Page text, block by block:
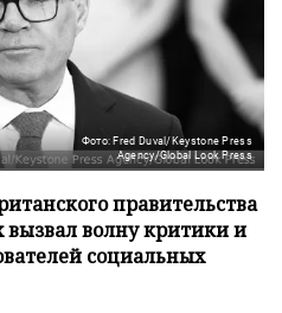
Фото: Fred Duval/Keystone Press
Agency/Global Look Press
правительства
волну критики и
социальных